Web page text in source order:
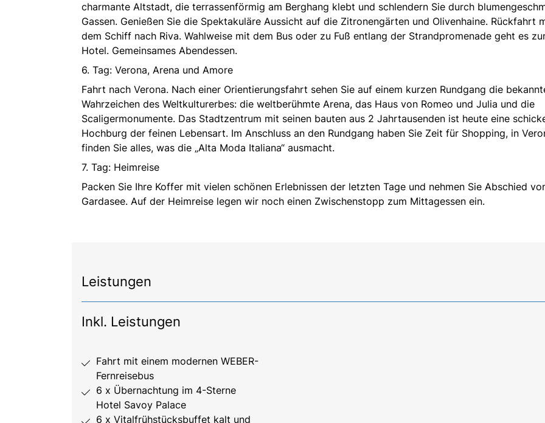
charmante Altstadt, die terrassenförmig am Berghang klebt und schlendern Sie durch
Gassen. Genießen Sie die Spektakuläre Aussicht auf die Zitronengärten und Olivenhaine. Rückfahrt
dem Schiff nach Riva. Wahlweise mit dem Bus oder zu Fuß entlang der Strandpromenade geht es
Hotel. Gemeinsames Abendessen.
6. Tag: Verona, Arena und Amore
Fahrt nach Verona. Nach einer Orientierungsfahrt sehen Sie auf einem kurzen Rundgang die
Wahrzeichen des Weltkulturerbes: die weltberühmte Arena, das Haus von Romeo und Julia und die
Scaligermonumente. Das Stadtzentrum mit seinen bauten aus 2 Jahrtausenden ist heute eine
Hochburg der feinen Lebensart. Im Anschluss an den Rundgang haben Sie Zeit für Shopping, in
finden Sie alles, was die „Alta Moda Italiana“ ausmacht.
7. Tag: Heimreise
Packen Sie Ihre Koffer mit vielen schönen Erlebnissen der letzten Tage und nehmen Sie Abschied
Gardasee. Auf der Heimreise legen wir noch einen Zwischenstopp zum Mittagessen ein.
Leistungen
Inkl. Leistungen
Fahrt mit einem modernen WEBER-
Fernreisebus
6 x Übernachtung im 4-Sterne
Hotel Savoy Palace
6 x Vitalfrühstücksbuffet kalt und